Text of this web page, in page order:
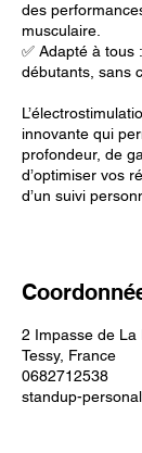
des
musculaire.
✅ Adapté à tous
débutants, sans
innovante qui
profondeur, de
d’optimiser vos
d’un suivi
2 Impasse de La
Tessy, France
0682712538
standup-